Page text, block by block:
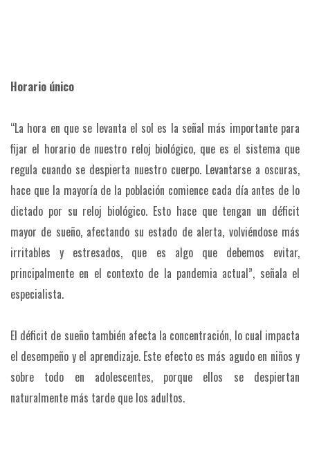
Horario único
“La hora en que se levanta el sol es la señal más importante para
fijar el horario de nuestro reloj biológico, que es el sistema que
regula cuando se despierta nuestro cuerpo. Levantarse a oscuras,
hace que la mayoría de la población comience cada día antes de lo
dictado por su reloj biológico. Esto hace que tengan un déficit
mayor de sueño, afectando su estado de alerta, volviéndose más
irritables y estresados, que es algo que debemos evitar,
principalmente en el contexto de la pandemia actual”, señala el
especialista.
El déficit de sueño también afecta la concentración, lo cual impacta
el desempeño y el aprendizaje. Este efecto es más agudo en niños y
sobre todo en adolescentes, porque ellos se despiertan
naturalmente más tarde que los adultos.